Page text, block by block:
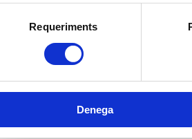
hàgiu
heu fet dels seus
Requeriments
Denega